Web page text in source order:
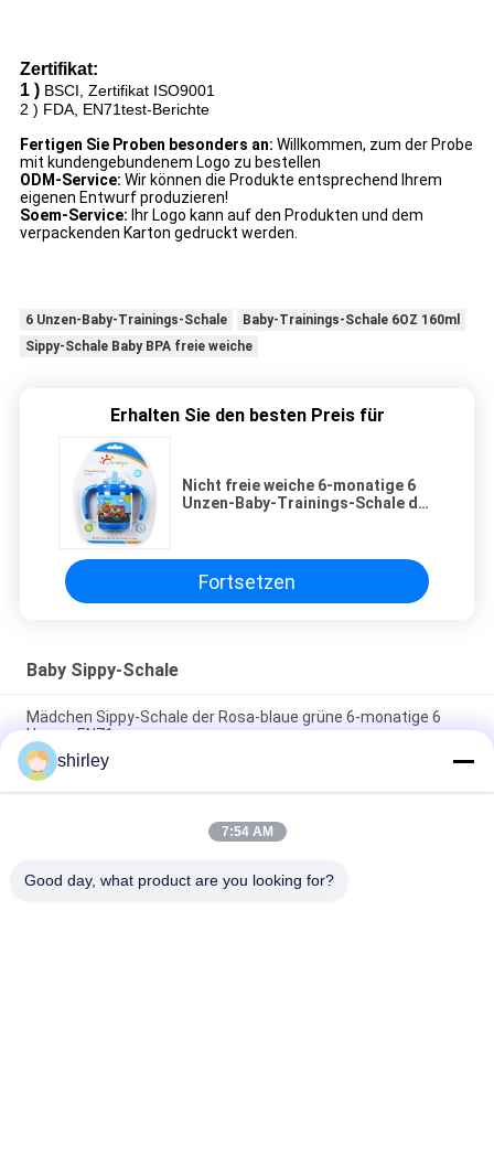
Zertifikat:
1 ) BSCI, Zertifikat ISO9001
2 ) FDA, EN71test-Berichte
Fertigen Sie Proben besonders an: Willkommen, zum der Probe
mit kundengebundenem Logo zu bestellen
ODM-Service: Wir können die Produkte entsprechend Ihrem
eigenen Entwurf produzieren!
Soem-Service: Ihr Logo kann auf den Produkten und dem
verpackenden Karton gedruckt werden.
6 Unzen-Baby-Trainings-Schale
Baby-Trainings-Schale 6OZ 160ml
Sippy-Schale Baby BPA freie weiche
Erhalten Sie den besten Preis für
Nicht freie weiche 6-monatige 6
Unzen-Baby-Trainings-Schale der
Fortsetzen
Baby Sippy-Schale
Mädchen Sippy-Schale der Rosa-blaue grüne 6-monatige 6
Unzen-EN71
Baby 6 Unze Sundelight Mehrfarben-160ml 6-monatige Sippy-
Schale
Sundelight verschütten nicht Tropfen-Beweis-6-monatige
shirley
7:54 AM
Good day, what product are you looking for?